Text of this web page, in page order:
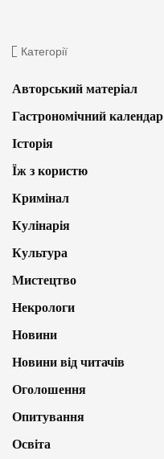
Категорії
Авторський матеріал
Гастрономічний календар
Історія
Їж з користю
Кримінал
Кулінарія
Культура
Мистецтво
Некрологи
Новини
Новини від читачів
Оголошення
Опитування
Освіта